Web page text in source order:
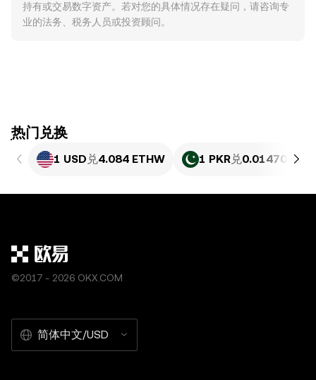
持有或交易数字资产。若对您的具体情况存在疑问，请咨询专
业的法务、税务人员或投资顾问。
ִִִִִִִִִִִִִִִִִִִִִִִִִִִִִִִִִִִִִִִִִִִִִִִִ热门兑换
1 USD 兑4.084 ETHW 1 PKR兑0.014707
©2017 - 2026 OKX.COM
简体中文/USD